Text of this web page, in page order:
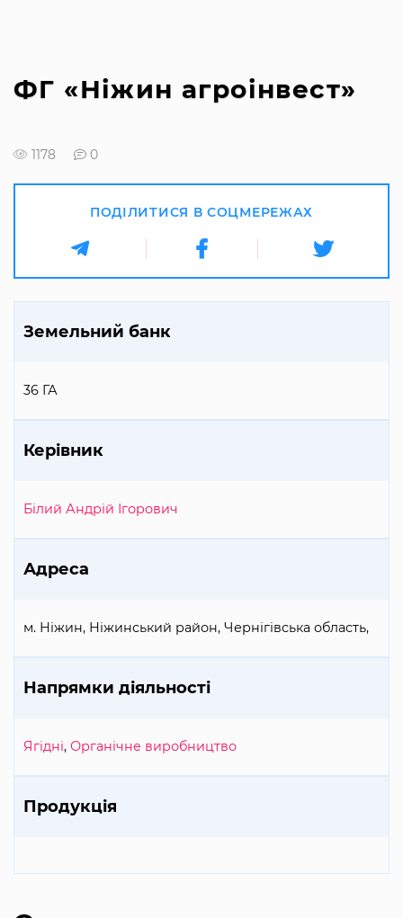
ФГ «Ніжин агроінвест»
1178 0
ПОДІЛИТИСЯ В СОЦМЕРЕЖАХ
Земельний банк
36 ГА
Керівник
Білий Андрій Ігорович
Адреса
м. Ніжин, Ніжинський район, Чернігівська область,
Напрямки діяльності
Ягідні, Органічне виробництво
Продукція